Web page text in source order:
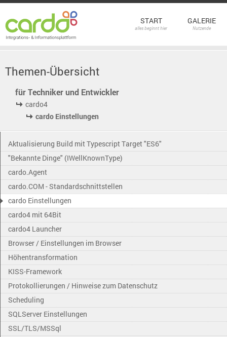
START
alles beginnt hier
GALERIE
Nutzende
Themen-Übersicht
für Techniker und Entwickler
cardo4
cardo Einstellungen
Aktualisierung Build mit Typescript Target "ES6"
"Bekannte Dinge" (IWellKnownType)
cardo.Agent
cardo.COM - Standardschnittstellen
cardo Einstellungen
cardo4 mit 64Bit
cardo4 Launcher
Browser / Einstellungen im Browser
Höhentransformation
KISS-Framework
Protokollierungen / Hinweise zum Datenschutz
Scheduling
SQLServer Einstellungen
SSL/TLS/MSSql